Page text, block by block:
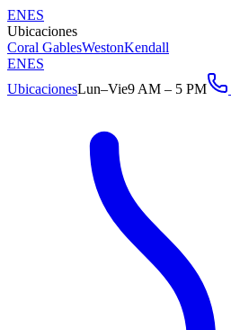
ENES
Ubicaciones
Coral GablesWestonKendall
ENES
UbicacionesLun–Vie9 AM – 5 PM